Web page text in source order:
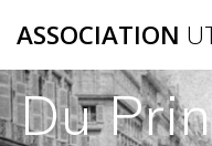
ASSOCIATION
Du